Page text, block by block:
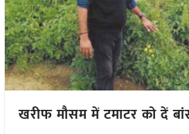
खरीफ मौसम में टमाटर को दें